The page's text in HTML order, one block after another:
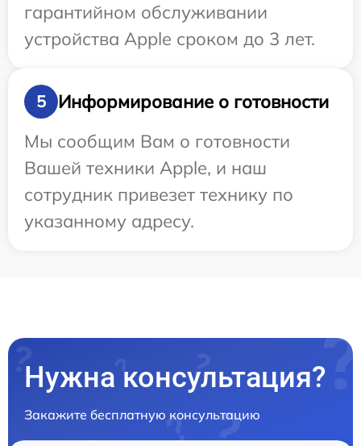
гарантийном обслуживании
устройства Apple сроком до 3 лет.
5
Информирование о готовности
Мы сообщим Вам о готовности
Вашей техники Apple, и наш
сотрудник привезет технику по
указанному адресу.
Нужна консультация?
Закажите бесплатную консультацию